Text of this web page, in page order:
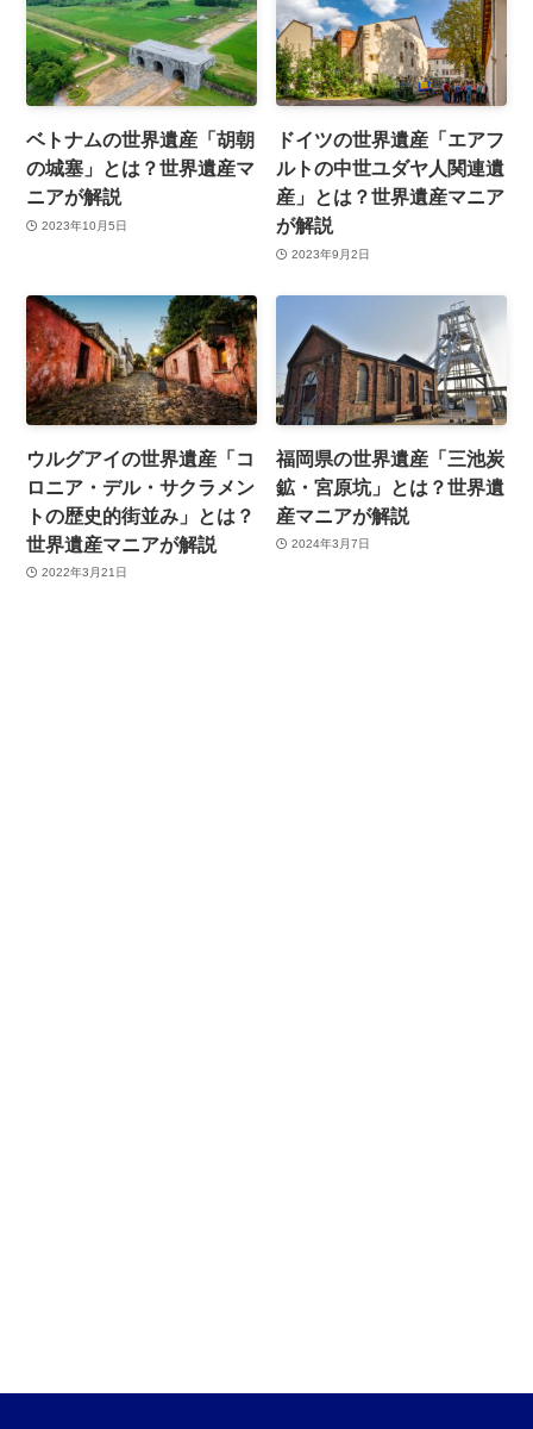
ベトナムの世界遺産「胡朝
の城塞」とは？世界遺産マ
ニアが解説
2023年10月5日
ドイツの世界遺産「エアフ
ルトの中世ユダヤ人関連遺
産」とは？世界遺産マニア
が解説
2023年9月2日
ウルグアイの世界遺産「コ
ロニア・デル・サクラメン
トの歴史的街並み」とは？
世界遺産マニアが解説
2022年3月21日
福岡県の世界遺産「三池炭
鉱・宮原坑」とは？世界遺
産マニアが解説
2024年3月7日